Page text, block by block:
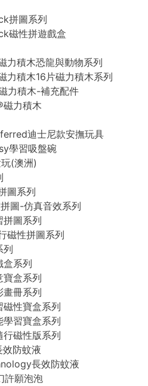
拼圖系列
磁性拼遊戲盒
力積木恐龍與動物系列
力積木16片磁力積木系列
力積木-補充配件
力積木
迪士尼款安撫玩具
學習吸盤碗
(澳洲)
圖系列
圖-仿真音效系列
拼圖系列
磁性拼圖系列
列
盒系列
寶盒系列
畫冊系列
性寶盒系列
習寶盒系列
磁性版系列
防蚊液
長效防蚊液
許願泡泡